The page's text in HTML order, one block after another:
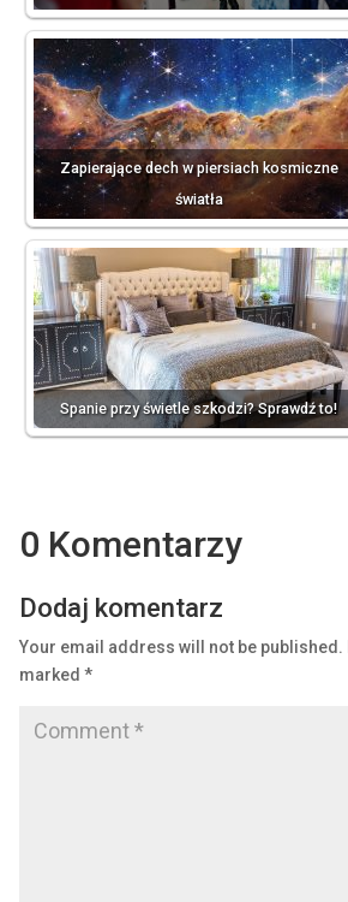
Zapierające dech w piersiach kosmiczne
światła
Spanie przy świetle szkodzi? Sprawdź to!
0 Komentarzy
Dodaj komentarz
Your email address will not be published.
marked *